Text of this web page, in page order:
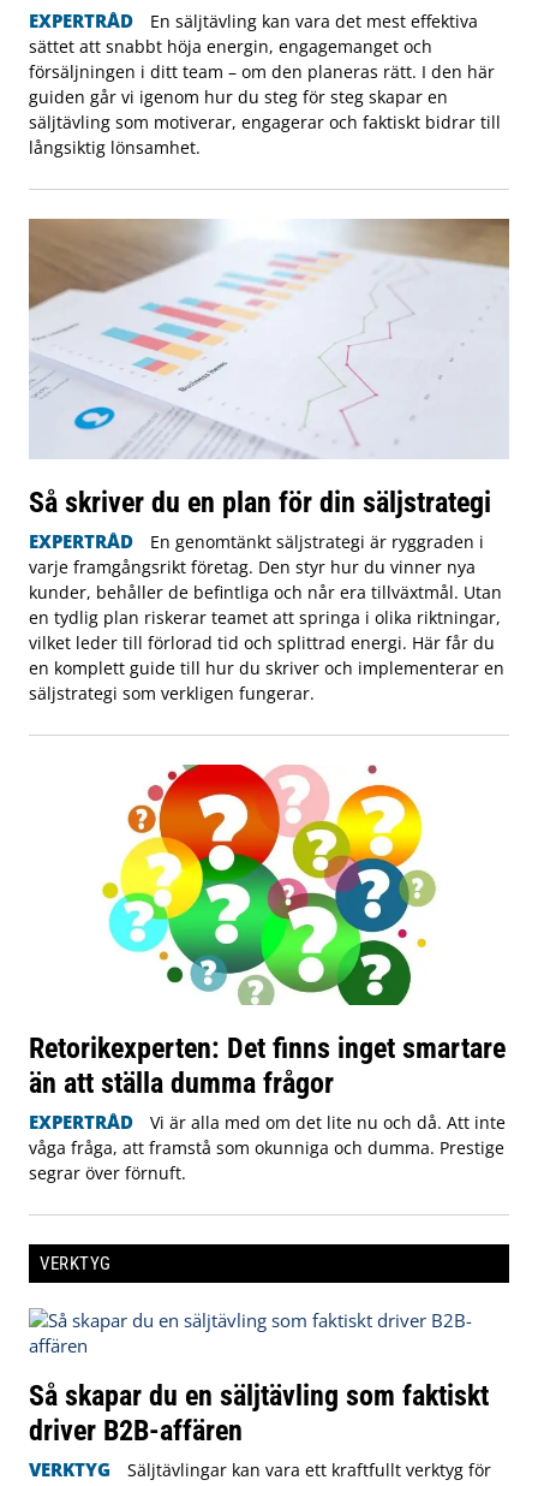
EXPERTRÅD
En säljtävling kan vara det mest effektiva
sättet att snabbt höja energin, engagemanget och
försäljningen i ditt team – om den planeras rätt. I den här
guiden går vi igenom hur du steg för steg skapar en
säljtävling som motiverar, engagerar och faktiskt bidrar till
långsiktig lönsamhet.
Så skriver du en plan för din säljstrategi
EXPERTRÅD
En genomtänkt säljstrategi är ryggraden i
varje framgångsrikt företag. Den styr hur du vinner nya
kunder, behåller de befintliga och når era tillväxtmål. Utan
en tydlig plan riskerar teamet att springa i olika riktningar,
vilket leder till förlorad tid och splittrad energi. Här får du
en komplett guide till hur du skriver och implementerar en
säljstrategi som verkligen fungerar.
Retorikexperten: Det finns inget smartare
än att ställa dumma frågor
EXPERTRÅD
Vi är alla med om det lite nu och då. Att inte
våga fråga, att framstå som okunniga och dumma. Prestige
segrar över förnuft.
VERKTYG
Så skapar du en säljtävling som faktiskt
driver B2B-affären
VERKTYG
Säljtävlingar kan vara ett kraftfullt verktyg för